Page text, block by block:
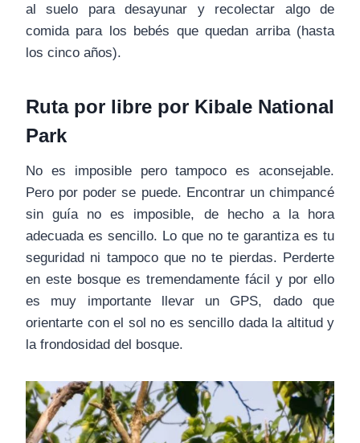
al suelo para desayunar y recolectar algo de
comida para los bebés que quedan arriba (hasta
los cinco años).
Ruta por libre por Kibale National
Park
No es imposible pero tampoco es aconsejable.
Pero por poder se puede. Encontrar un chimpancé
sin guía no es imposible, de hecho a la hora
adecuada es sencillo. Lo que no te garantiza es tu
seguridad ni tampoco que no te pierdas. Perderte
en este bosque es tremendamente fácil y por ello
es muy importante llevar un GPS, dado que
orientarte con el sol no es sencillo dada la altitud y
la frondosidad del bosque.